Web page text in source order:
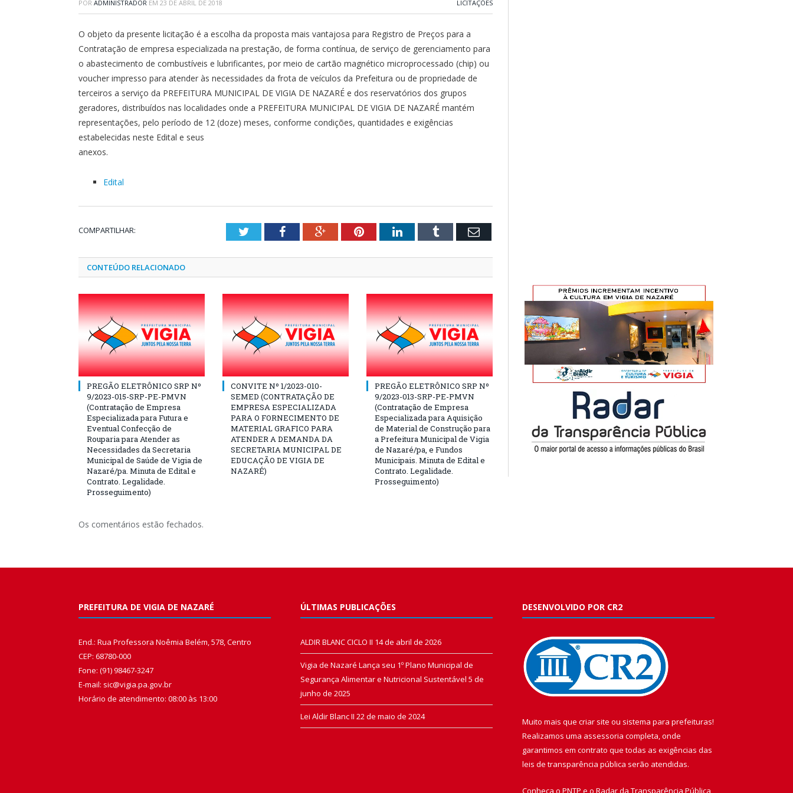
POR ADMINISTRADOR EM 23 DE ABRIL DE 2018 LICITAÇÕES
O objeto da presente licitação é a escolha da proposta mais vantajosa para Registro de Preços para a
Contratação de empresa especializada na prestação, de forma contínua, de serviço de gerenciamento para
o abastecimento de combustíveis e lubrificantes, por meio de cartão magnético microprocessado (chip) ou
voucher impresso para atender às necessidades da frota de veículos da Prefeitura ou de propriedade de
terceiros a serviço da PREFEITURA MUNICIPAL DE VIGIA DE NAZARÉ e dos reservatórios dos grupos
geradores, distribuídos nas localidades onde a PREFEITURA MUNICIPAL DE VIGIA DE NAZARÉ mantém
representações, pelo período de 12 (doze) meses, conforme condições, quantidades e exigências
estabelecidas neste Edital e seus
anexos.
Edital
COMPARTILHAR: TwitterFacebookGoogle+PinterestLinkedInTumblr Email
CONTEÚDO RELACIONADO
PREGÃO ELETRÔNICO SRP Nº
9/2023-015-SRP-PE-PMVN
(Contratação de Empresa
Especializada para Futura e
Eventual Confecção de
Rouparia para Atender as
Necessidades da Secretaria
Municipal de Saúde de Vigia de
Nazaré/pa. Minuta de Edital e
Contrato. Legalidade.
Prosseguimento)
CONVITE Nº 1/2023-010-
SEMED (CONTRATAÇÃO DE
EMPRESA ESPECIALIZADA
PARA O FORNECIMENTO DE
MATERIAL GRAFICO PARA
ATENDER A DEMANDA DA
SECRETARIA MUNICIPAL DE
EDUCAÇÃO DE VIGIA DE
NAZARÉ)
PREGÃO ELETRÔNICO SRP Nº
9/2023-013-SRP-PE-PMVN
(Contratação de Empresa
Especializada para Aquisição
de Material de Construção para
a Prefeitura Municipal de Vigia
de Nazaré/pa, e Fundos
Municipais. Minuta de Edital e
Contrato. Legalidade.
Prosseguimento)
Os comentários estão fechados.
PREFEITURA DE VIGIA DE NAZARÉ
End.: Rua Professora Noêmia Belém, 578, Centro
CEP: 68780-000
Fone: (91) 98467-3247
E-mail: sic@vigia.pa.gov.br
Horário de atendimento: 08:00 às 13:00
ÚLTIMAS PUBLICAÇÕES
ALDIR BLANC CICLO II 14 de abril de 2026
Vigia de Nazaré Lança seu 1º Plano Municipal de
Segurança Alimentar e Nutricional Sustentável 5 de
junho de 2025
Lei Aldir Blanc II 22 de maio de 2024
DESENVOLVIDO POR CR2
Muito mais que criar site ou sistema para prefeituras!
Realizamos uma assessoria completa, onde
garantimos em contrato que todas as exigências das
leis de transparência pública serão atendidas.
Conheça o PNTP e o Radar da Transparência Pública